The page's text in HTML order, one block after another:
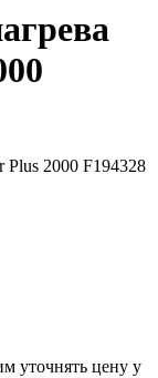
уточнять цену у